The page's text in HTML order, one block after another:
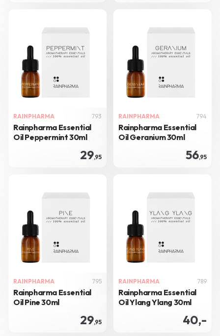
RAINPHARMA 793
Rainpharma Essential
Oil Peppermint 30ml
29,95
RAINPHARMA 794
Rainpharma Essential
Oil Geranium 30ml
56,95
RAINPHARMA 795
Rainpharma Essential
Oil Pine 30ml
29,95
RAINPHARMA 789
Rainpharma Essential
Oil Ylang Ylang 30ml
40,-